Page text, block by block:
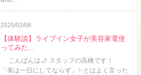
2025/02/08
【体験談】ライブイン女子が美容家電使
ってみた...
こんばんは🌙 スタッフの高橋です！
「美は一日にしてならず」✨とはよく言った